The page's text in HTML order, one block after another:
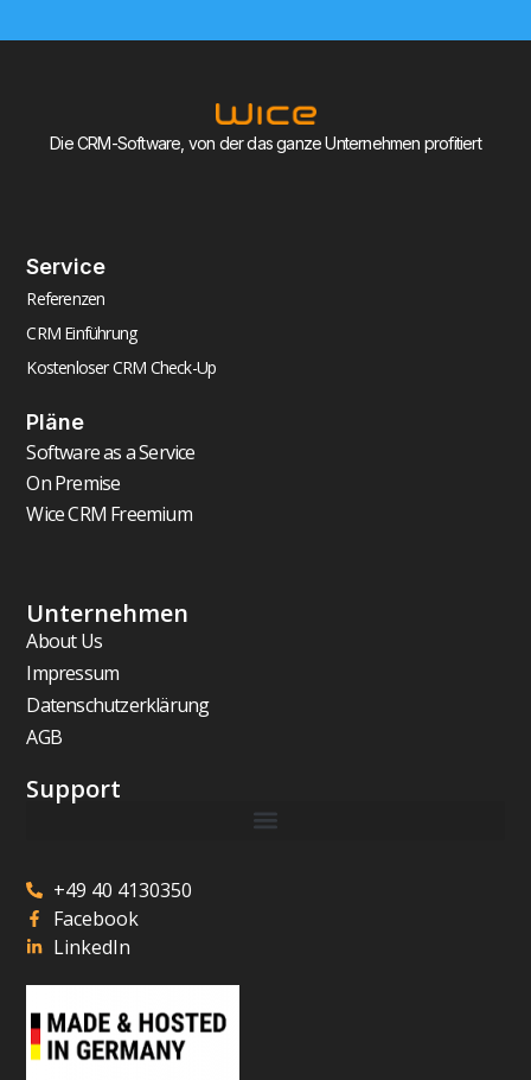
Die CRM-Software, von der das ganze Unternehmen profitiert
Service
Referenzen
CRM Einführung
Kostenloser CRM Check-Up
Pläne
Software as a Service
On Premise
Wice CRM Freemium
Unternehmen
About Us
Impressum
Datenschutzerklärung
AGB
Support
+49 40 4130350
Facebook
LinkedIn